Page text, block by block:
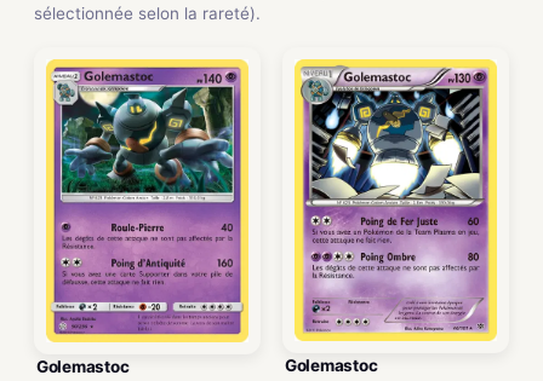
sélectionnée selon la rareté).
Golemastoc Golemastoc